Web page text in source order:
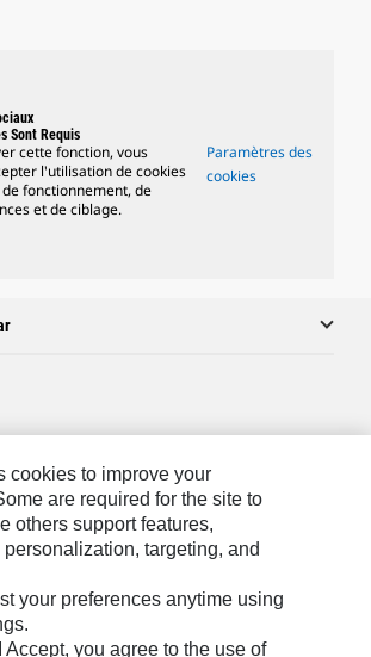
Sont Requis
cette fonction, vous
l'utilisation de cookies
fonctionnement, de
et de ciblage.
Paramètres des
cookies
cookies to improve your
are required for the site to
others support features,
personalization, targeting, and
your preferences anytime using
Accept, you agree to the use of